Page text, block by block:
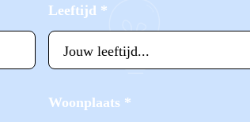
Leeftijd *
Woonplaats *